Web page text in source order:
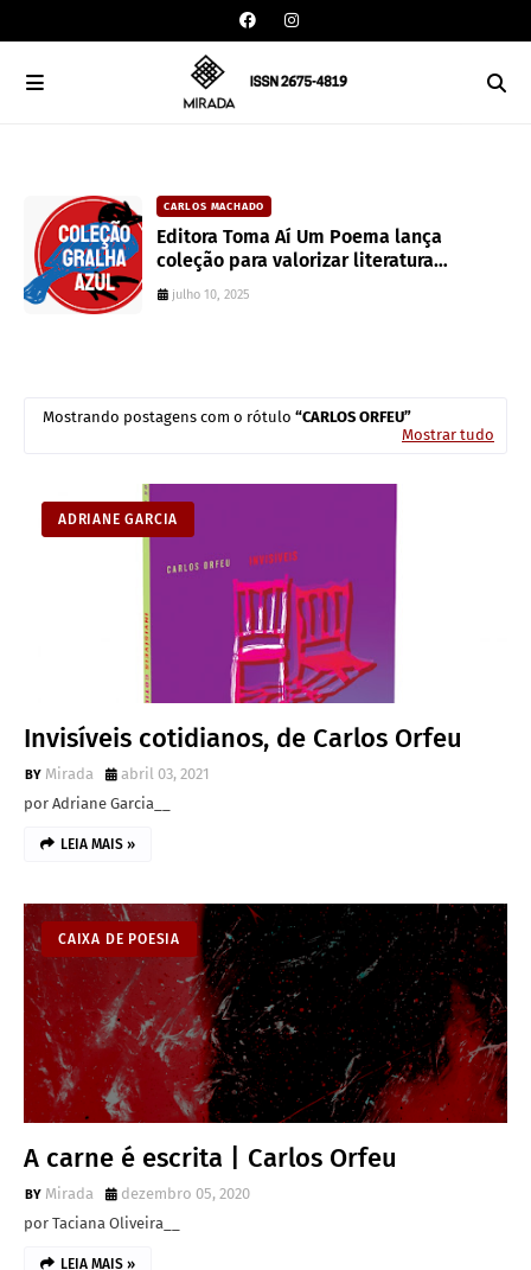
CARLOS MACHADO
Editora Toma Aí Um Poema lança
coleção para valorizar literatura
paranaense
julho 10, 2025
Mostrando postagens com o rótulo
CARLOS ORFEU
Mostrar tudo
ADRIANE GARCIA
Invisíveis cotidianos, de Carlos Orfeu
Mirada
abril 03, 2021
por Adriane Garcia__
LEIA MAIS »
CAIXA DE POESIA
A carne é escrita | Carlos Orfeu
Mirada
dezembro 05, 2020
por Taciana Oliveira__
LEIA MAIS »